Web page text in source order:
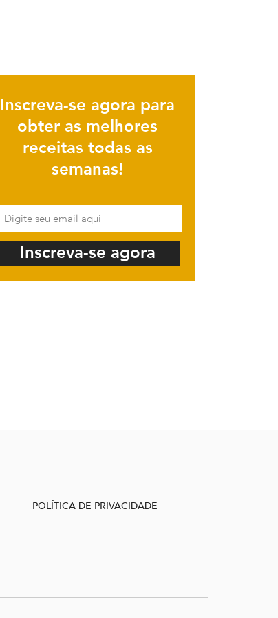
Inscreva-se agora para
obter as melhores
receitas todas as
semanas!
Inscreva-se agora
POLÍTICA DE PRIVACIDADE